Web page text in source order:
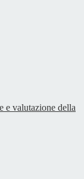
e valutazione della